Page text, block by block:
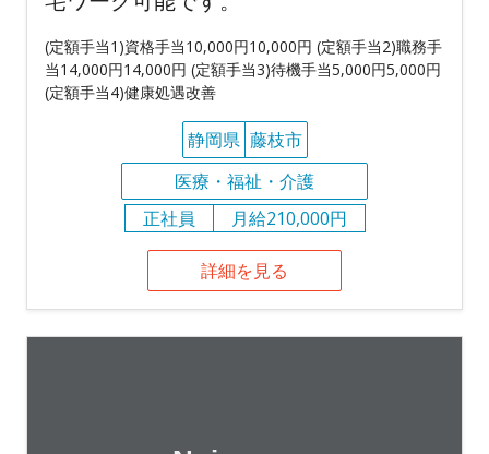
(定額手当1)資格手当10,000円10,000円 (定額手当2)職務手
当14,000円14,000円 (定額手当3)待機手当5,000円5,000円
(定額手当4)健康処遇改善
静岡県 藤枝市
医療・福祉・介護
正社員
月給210,000円
詳細を見る